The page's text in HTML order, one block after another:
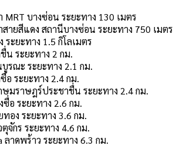
บางซ่อน ระยะทาง 130 เมตร
ายสีแดง สถานีบางซ่อน ระยะทาง 750 เมตร
ระยะทาง 1.5 กิโลเมตร
น ระยะทาง 2 กม.
บูรณะ ระยะทาง 2.1 กม.
อ ระยะทาง 2.4 กม.
ษมราษฎร์ประชาชื่น ระยะทาง 2.4 กม.
ซื่อ ระยะทาง 2.6 กม.
ทอง ระยะทาง 3.6 กม.
จักร ระยะทาง 4.6 กม.
ลาดพร้าว ระยะทาง 6.3 กม.